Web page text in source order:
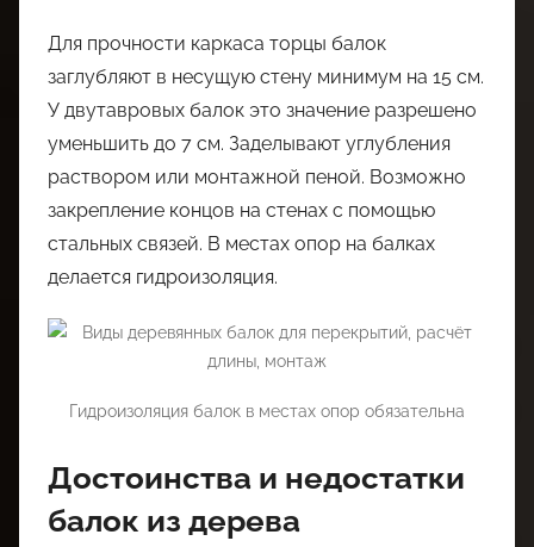
Для прочности каркаса торцы балок
заглубляют в несущую стену минимум на 15 см.
У двутавровых балок это значение разрешено
уменьшить до 7 см. Заделывают углубления
раствором или монтажной пеной. Возможно
закрепление концов на стенах с помощью
стальных связей. В местах опор на балках
делается гидроизоляция.
Гидроизоляция балок в местах опор обязательна
Достоинства и недостатки
балок из дерева